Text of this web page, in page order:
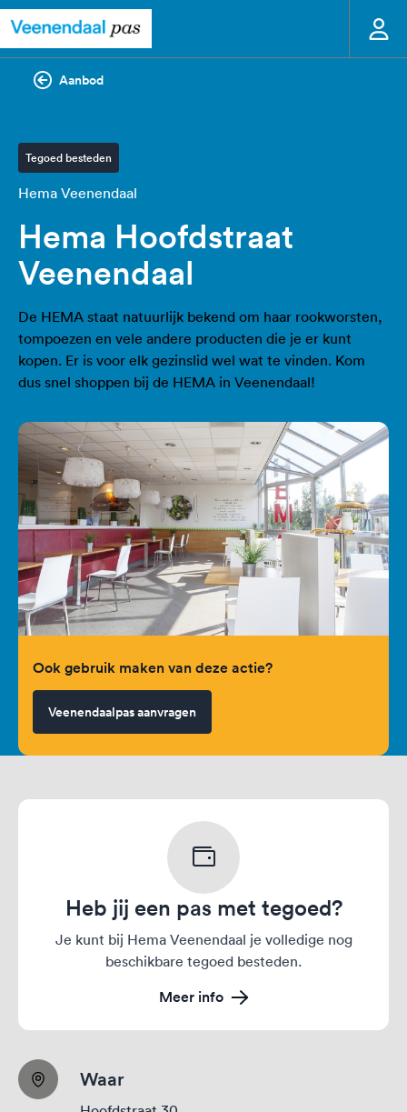
Aanbod
Tegoed besteden
Hema Veenendaal
Hema Hoofdstraat
Veenendaal
De HEMA staat natuurlijk bekend om haar rookworsten,
tompoezen en vele andere producten die je er kunt
kopen. Er is voor elk gezinslid wel wat te vinden. Kom
dus snel shoppen bij de HEMA in Veenendaal!
Ook gebruik maken van deze actie?
Veenendaalpas aanvragen
Heb jij een pas met tegoed?
Je kunt bij Hema Veenendaal je volledige nog
beschikbare tegoed besteden.
Meer info
Waar